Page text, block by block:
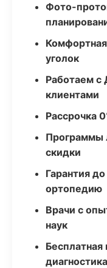
Фото-
уголок
Работаем
клиентами
Рассрочка
Программы
скидки
Гарантия
ортопедию
Врачи с
наук
Бесплатная